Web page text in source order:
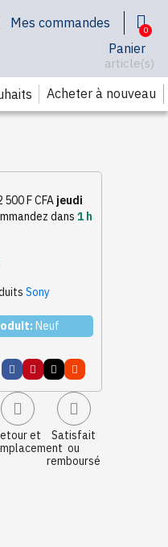
Mes commandes
Panier
article(s)
Acheter à nouveau
500 F CFA jeudi
dans1 h
Sony
Neuf
et
Satisfait
ou
remboursé